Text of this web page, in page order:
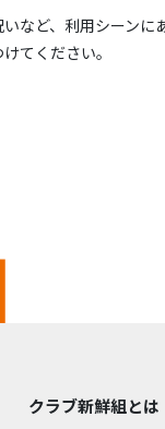
など、利用シーンに
てください。
クラブ新鮮組とは